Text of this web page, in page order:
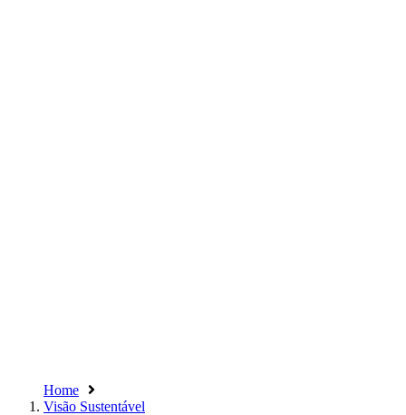
Home
Visão Sustentável